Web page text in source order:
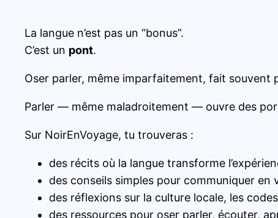
La langue n’est pas un “bonus”.
C’est un pont.
Oser parler, même imparfaitement, fait souvent
Parler — même maladroitement — ouvre des
Sur NoirEnVoyage, tu trouveras :
des récits où la langue transforme
des conseils simples pour communiquer en
des réflexions sur la culture locale, les
des ressources pour oser parler, écouter,